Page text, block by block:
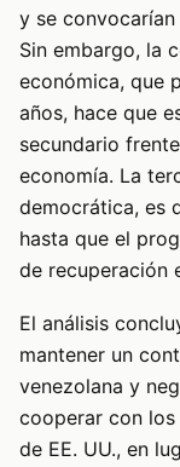
y se
Sin embargo, la
económica, que
años, hace que
secundario
economía. La
democrática, es
hasta que el
de recuperación
El análisis
mantener un
venezolana y
cooperar con
de EE. UU., en